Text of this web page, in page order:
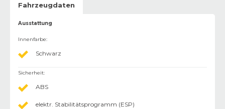
Fahrzeugdaten
Ausstattung
Innenfarbe:
Schwarz
Sicherheit:
ABS
elektr. Stabilitätsprogramm (ESP)